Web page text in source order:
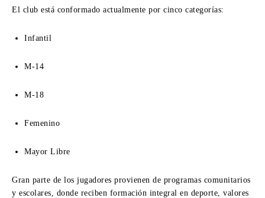
El club está conformado actualmente por cinco categorías:
Infantil
M-14
M-18
Femenino
Mayor Libre
Gran parte de los jugadores provienen de programas comunitarios
y escolares, donde reciben formación integral en deporte, valores